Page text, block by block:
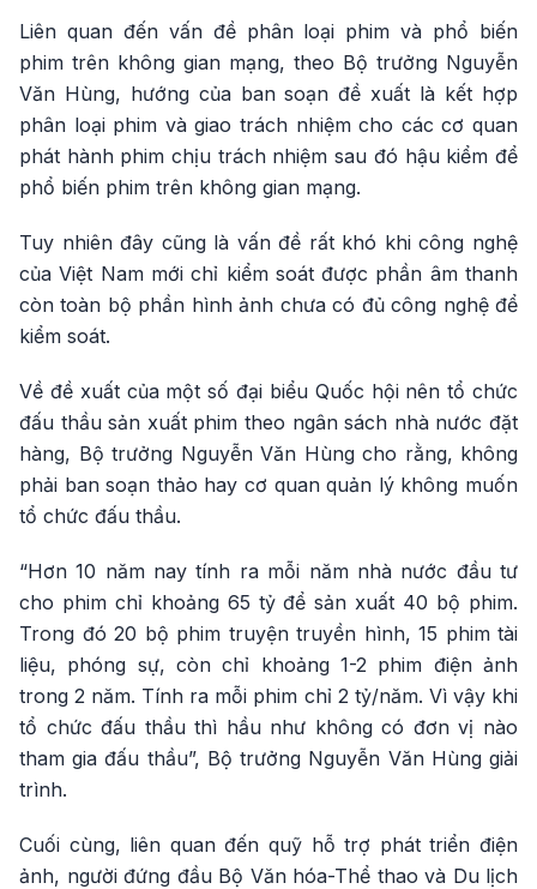
Liên quan đến vấn đề phân loại phim và phổ biến
phim trên không gian mạng, theo Bộ trưởng Nguyễn
Văn Hùng, hướng của ban soạn đề xuất là kết hợp
phân loại phim và giao trách nhiệm cho các cơ quan
phát hành phim chịu trách nhiệm sau đó hậu kiểm để
phổ biến phim trên không gian mạng.
Tuy nhiên đây cũng là vấn đề rất khó khi công nghệ
của Việt Nam mới chỉ kiểm soát được phần âm thanh
còn toàn bộ phần hình ảnh chưa có đủ công nghệ để
kiểm soát.
Về đề xuất của một số đại biểu Quốc hội nên tổ chức
đấu thầu sản xuất phim theo ngân sách nhà nước đặt
hàng, Bộ trưởng Nguyễn Văn Hùng cho rằng, không
phải ban soạn thảo hay cơ quan quản lý không muốn
tổ chức đấu thầu.
“Hơn 10 năm nay tính ra mỗi năm nhà nước đầu tư
cho phim chỉ khoảng 65 tỷ để sản xuất 40 bộ phim.
Trong đó 20 bộ phim truyện truyền hình, 15 phim tài
liệu, phóng sự, còn chỉ khoảng 1-2 phim điện ảnh
trong 2 năm. Tính ra mỗi phim chỉ 2 tỷ/năm. Vì vậy khi
tổ chức đấu thầu thì hầu như không có đơn vị nào
tham gia đấu thầu”, Bộ trưởng Nguyễn Văn Hùng giải
trình.
Cuối cùng, liên quan đến quỹ hỗ trợ phát triển điện
ảnh, người đứng đầu Bộ Văn hóa-Thể thao và Du lịch